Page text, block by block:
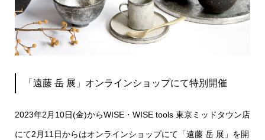
「遠藤 岳 展」オンラインショップにて特別開催
2023年2月10日(金)からWISE・WISE tools 東京ミッドタウン店
にて2月11日からはオンラインショップにて「遠藤 岳 展」を開